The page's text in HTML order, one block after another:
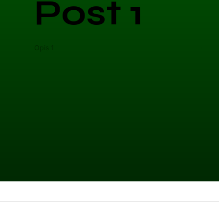
Post 1
Opis 1